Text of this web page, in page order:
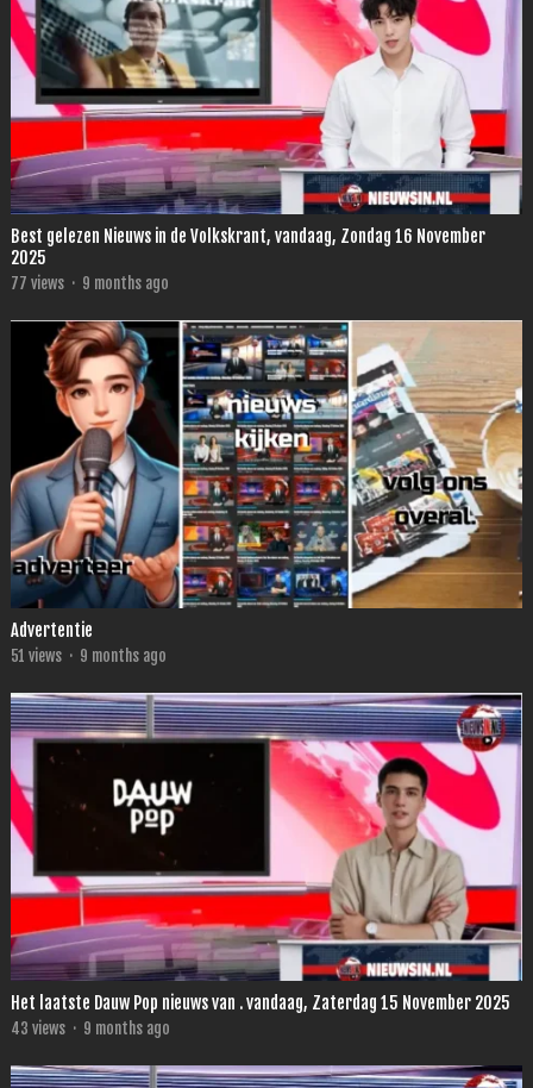
Best gelezen Nieuws in de Volkskrant, vandaag, Zondag 16 November
2025
77 views · 9 months ago
Advertentie
51 views · 9 months ago
Het laatste Dauw Pop nieuws van . vandaag, Zaterdag 15 November 2025
43 views · 9 months ago